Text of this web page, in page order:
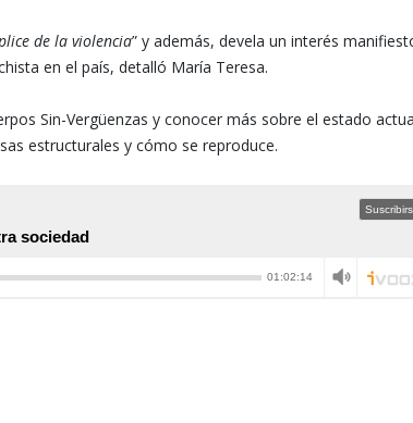
de la violencia” y además, devela un interés
en el país, detalló María Teresa.
Sin-Vergüenzas y conocer más sobre el estado
estructurales y cómo se reproduce.